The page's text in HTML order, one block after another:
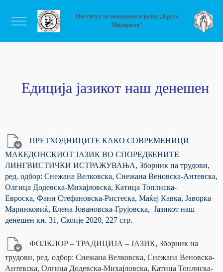
Институт за македонски јазик „Крсте
Мисирков“
Едиција јазикот наш денешен
ПРЕТХОДНИЦИТЕ КАКО СОВРЕМЕНИЦИ
МАКЕДОНСКИОТ ЈАЗИК ВО СПОРЕДБЕНИТЕ
ЛИНГВИСТИЧКИ ИСТРАЖУВАЊА, Зборник на трудови,
ред. одбор: Снежана Велковска, Снежана Веновска-Антевска,
Олгица Додевска-Михајловска, Катица Топлиска-
Евроска, Фани Стефановска-Ристеска, Маќеј Кавка, Јаворка
Маринковиќ, Елена Јовановска-Грујовска, Јазикот наш
денешен кн. 31, Скопје 2020, 227 стр.
ФОЛКЛОР – ТРАДИЦИЈА – ЈАЗИК, Зборник на
трудови, ред. одбор: Снежана Велковска, Снежана Веновска-
Антевска, Олгица Додевска-Михајловска, Катица Топлиска-